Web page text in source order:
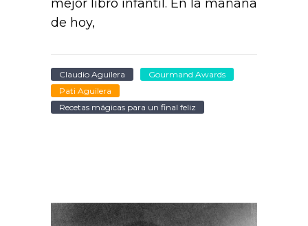
mejor libro infantil. En la mañana
de hoy,
Claudio Aguilera
Gourmand Awards
Pati Aguilera
Recetas mágicas para un final feliz